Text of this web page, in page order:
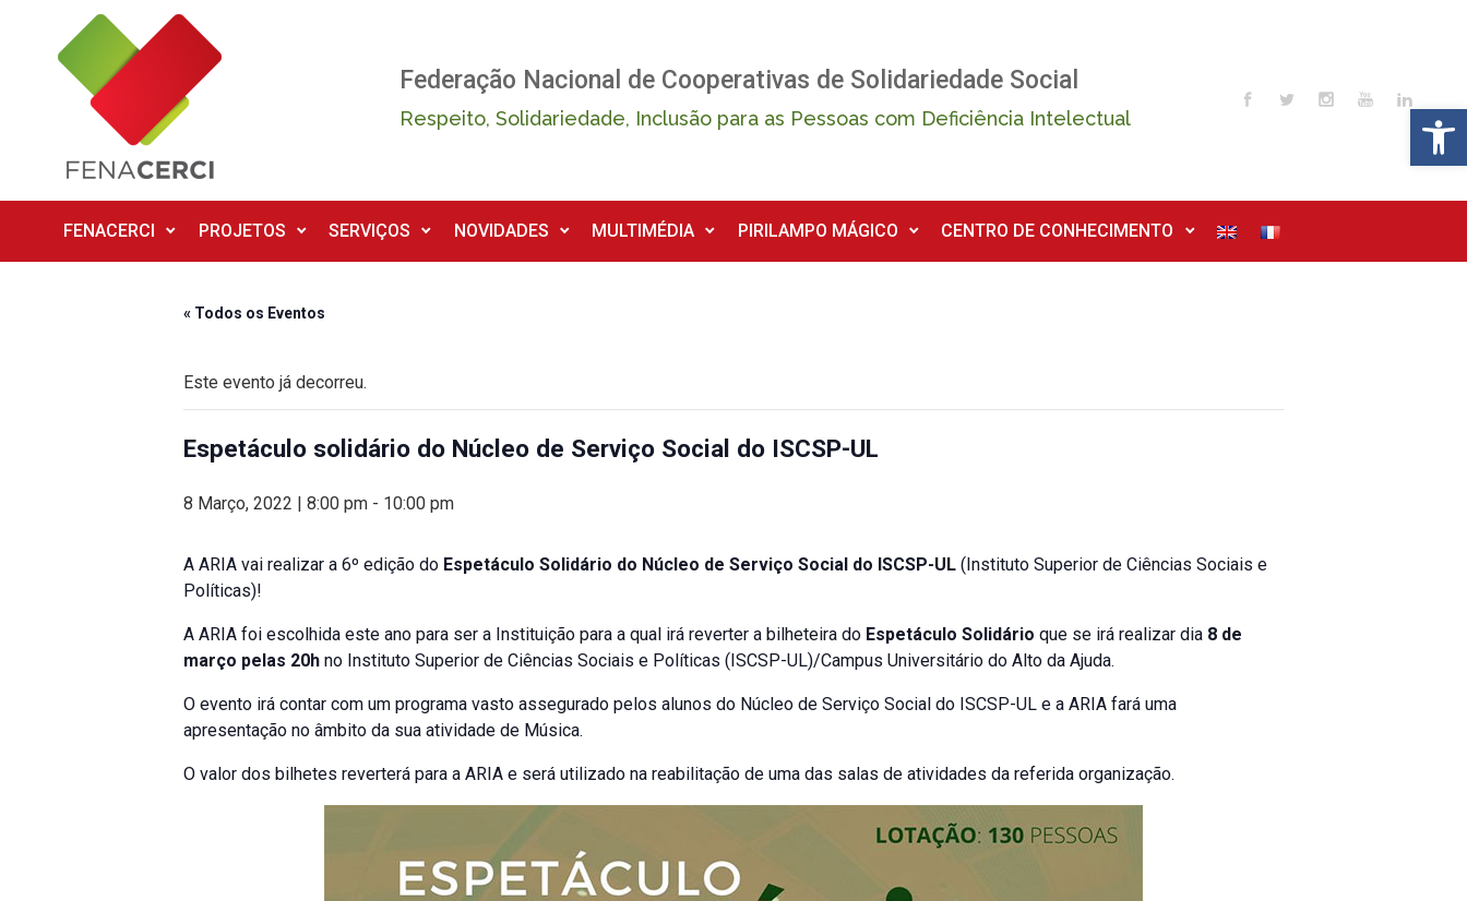
Skip to main content
Federação Nacional de Cooperativas de Solidariedade Social
Respeito, Solidariedade, Inclusão para as Pessoas com Deficiência Intelectual
FENACERCI PROJETOS SERVIÇOS NOVIDADES MULTIMÉDIA PIRILAMPO MÁGICO CENTRO DE CONHECIMENTO
« Todos os Eventos
Este evento já decorreu.
Espetáculo solidário do Núcleo de Serviço Social do ISCSP-UL
8 Março, 2022 | 8:00 pm - 10:00 pm
A ARIA vai realizar a 6º edição do Espetáculo Solidário do Núcleo de Serviço Social do ISCSP-UL (Instituto Superior de Ciências Sociais e
Políticas)!
A ARIA foi escolhida este ano para ser a Instituição para a qual irá reverter a bilheteira do Espetáculo Solidário que se irá realizar dia 8 de
março pelas 20h no Instituto Superior de Ciências Sociais e Políticas (ISCSP-UL)/Campus Universitário do Alto da Ajuda.
O evento irá contar com um programa vasto assegurado pelos alunos do Núcleo de Serviço Social do ISCSP-UL e a ARIA fará uma
apresentação no âmbito da sua atividade de Música.
O valor dos bilhetes reverterá para a ARIA e será utilizado na reabilitação de uma das salas de atividades da referida organização.